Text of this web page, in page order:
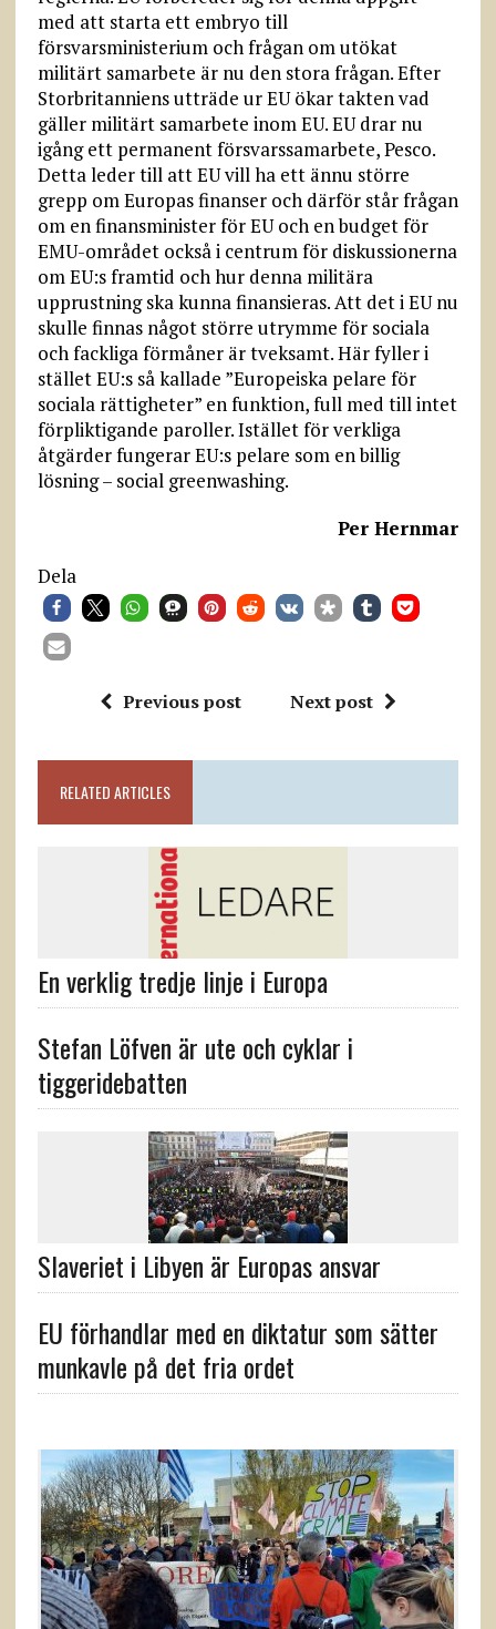
med att starta ett embryo till
försvarsministerium och frågan om utökat
militärt samarbete är nu den stora frågan. Efter
Storbritanniens utträde ur EU ökar takten vad
gäller militärt samarbete inom EU. EU drar nu
igång ett permanent försvarssamarbete, Pesco.
Detta leder till att EU vill ha ett ännu större
grepp om Europas finanser och därför står frågan
om en finansminister för EU och en budget för
EMU-området också i centrum för diskussionerna
om EU:s framtid och hur denna militära
upprustning ska kunna finansieras. Att det i EU nu
skulle finnas något större utrymme för sociala
och fackliga förmåner är tveksamt. Här fyller i
stället EU:s så kallade ”Europeiska pelare för
sociala rättigheter” en funktion, full med till intet
förpliktigande paroller. Istället för verkliga
åtgärder fungerar EU:s pelare som en billig
lösning – social greenwashing.
Per Hernmar
Dela
Previous post Next post
RELATED ARTICLES
En verklig tredje linje i Europa
Stefan Löfven är ute och cyklar i
tiggeridebatten
Slaveriet i Libyen är Europas ansvar
EU förhandlar med en diktatur som sätter
munkavle på det fria ordet